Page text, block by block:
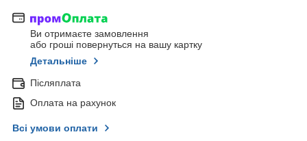
Ви отримаєте замовлення
або гроші повернуться на вашу картку
Детальніше
Післяплата
Оплата на рахунок
Всі умови оплати